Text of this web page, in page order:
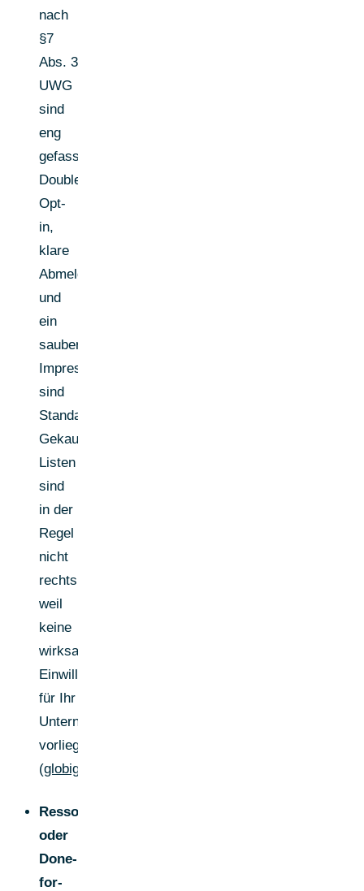
nach
§7
Abs. 3
UWG
sind
eng
gefasst.
Double
Opt-
in,
klare
Abmeldemöglichkeit
und
ein
sauberes
Impressum
sind
Standard.
Gekaufte
Listen
sind
in der
Regel
nicht
rechtskonform,
weil
keine
wirksame
Einwilligung
für Ihr
Unternehmen
vorliegt.
(globig.co
Ressourcen
oder
Done-
for-